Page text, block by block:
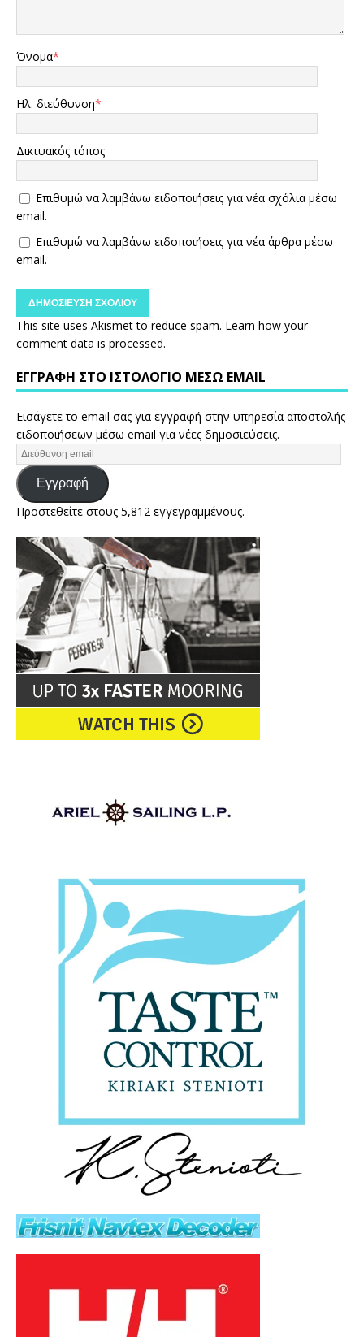
Όνομα*
Ηλ. διεύθυνση*
Δικτυακός τόπος
Επιθυμώ να λαμβάνω ειδοποιήσεις για νέα σχόλια μέσω
email.
Επιθυμώ να λαμβάνω ειδοποιήσεις για νέα άρθρα μέσω
email.
This site uses Akismet to reduce spam. Learn how your
comment data is processed.
ΕΓΓΡΑΦΉ ΣΤΟ ΙΣΤΟΛΌΓΙΟ ΜΈΣΩ EMAIL
Εισάγετε το email σας για εγγραφή στην υπηρεσία αποστολής
ειδοποιήσεων μέσω email για νέες δημοσιεύσεις.
Εγγραφή
Προστεθείτε στους 5,812 εγγεγραμμένους.